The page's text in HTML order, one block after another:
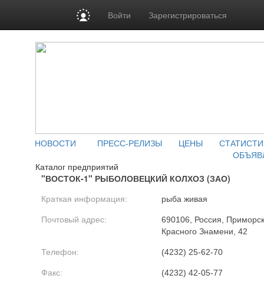
Войти Зарегистрироваться
НОВОСТИ ПРЕСС-РЕЛИЗЫ ЦЕНЫ
Каталог предприятий
"ВОСТОК-1" РЫБОЛОВЕЦКИЙ КОЛХОЗ (ЗАО)
Краткая информация: рыба живая
Почтовый адрес:
690106, Россия,
Красного Знамени, 42
Телефон: (4232) 25-62-70
Факс: (4232) 42-05-77